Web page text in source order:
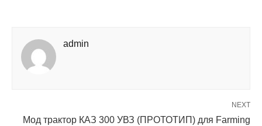
admin
NEXT
Мод трактор КАЗ 300 УВЗ (ПРОТОТИП) для Farming